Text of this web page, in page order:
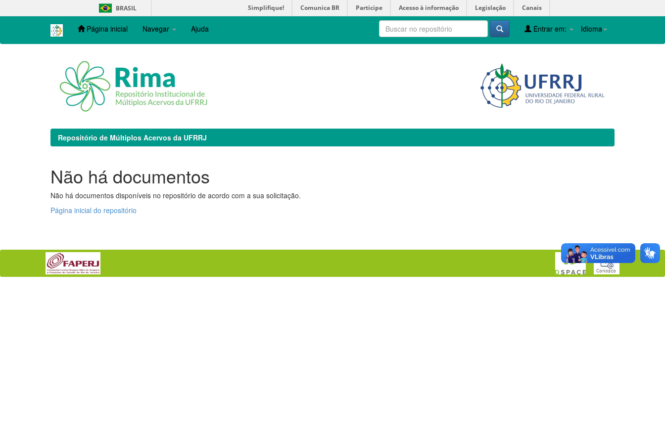
navigation
BRASIL Simplifique! Comunica BR Participe Acesso à informação Legislação Canais
Página inicial Navegar Ajuda Idioma
Entrar em:
Repositório de Múltiplos Acervos da UFRRJ
Não há documentos
Não há documentos disponíveis no repositório de acordo com a sua solicitação.
Página inicial do repositório